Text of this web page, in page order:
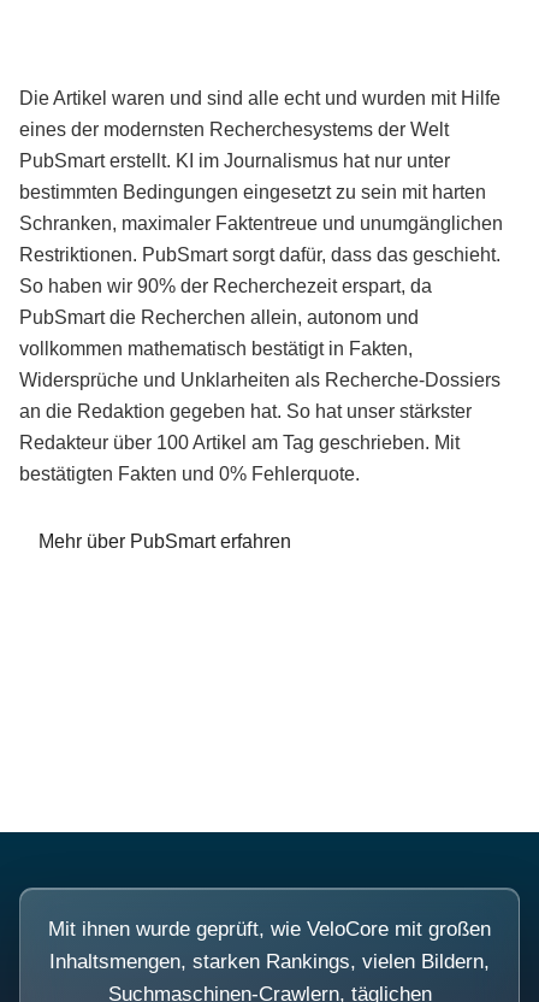
Die Artikel waren und sind alle echt und wurden mit Hilfe
eines der modernsten Recherchesystems der Welt
PubSmart erstellt. KI im Journalismus hat nur unter
bestimmten Bedingungen eingesetzt zu sein mit harten
Schranken, maximaler Faktentreue und unumgänglichen
Restriktionen. PubSmart sorgt dafür, dass das geschieht.
So haben wir 90% der Recherchezeit erspart, da
PubSmart die Recherchen allein, autonom und
vollkommen mathematisch bestätigt in Fakten,
Widersprüche und Unklarheiten als Recherche-Dossiers
an die Redaktion gegeben hat. So hat unser stärkster
Redakteur über 100 Artikel am Tag geschrieben. Mit
bestätigten Fakten und 0% Fehlerquote.
Mehr über PubSmart erfahren
Mit ihnen wurde geprüft, wie VeloCore mit großen
Inhaltsmengen, starken Rankings, vielen Bildern,
Suchmaschinen-Crawlern, täglichen